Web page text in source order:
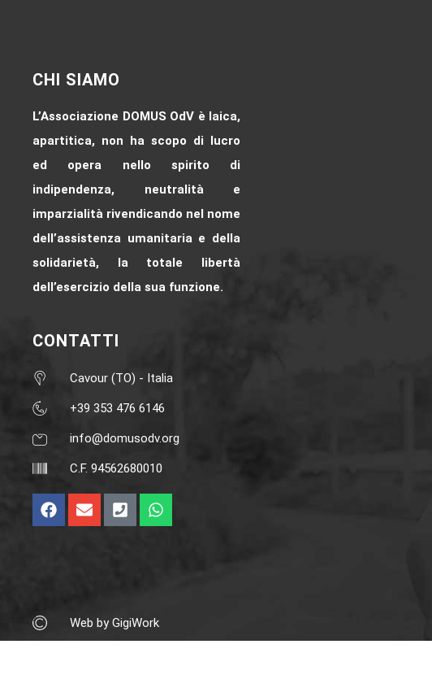
CHI SIAMO
L’Associazione DOMUS OdV è laica,
apartitica, non ha scopo di lucro
ed opera nello spirito di
indipendenza, neutralità e
imparzialità rivendicando nel nome
dell’assistenza umanitaria e della
solidarietà, la totale libertà
dell’esercizio della sua funzione.
CONTATTI
Cavour (TO) - Italia
+39 353 476 6146‬
info@domusodv.org
C.F. 94562680010
Web by GigiWork